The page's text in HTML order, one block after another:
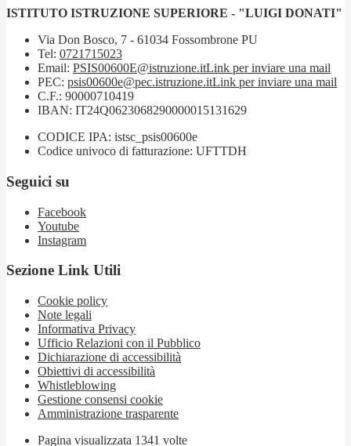
ISTITUTO ISTRUZIONE SUPERIORE - "LUIGI DONATI"
Via Don Bosco, 7 - 61034 Fossombrone PU
Tel: 0721715023
Email: PSIS00600E@istruzione.itLink per inviare una mail
PEC: psis00600e@pec.istruzione.itLink per inviare una mail
C.F.: 90000710419
IBAN: IT24Q0623068290000015131629
CODICE IPA: istsc_psis00600e
Codice univoco di fatturazione: UFTTDH
Seguici su
Facebook
Youtube
Instagram
Sezione Link Utili
Cookie policy
Note legali
Informativa Privacy
Ufficio Relazioni con il Pubblico
Dichiarazione di accessibilità
Obiettivi di accessibilità
Whistleblowing
Gestione consensi cookie
Amministrazione trasparente
Pagina visualizzata 1341 volte